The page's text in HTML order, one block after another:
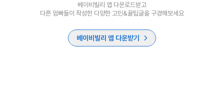
베이비빌리 앱 다운로드받고
다른 엄빠들이 작성한 다양한 고민&꿀팁글을 구경해보세요
베이비빌리 앱 다운받기